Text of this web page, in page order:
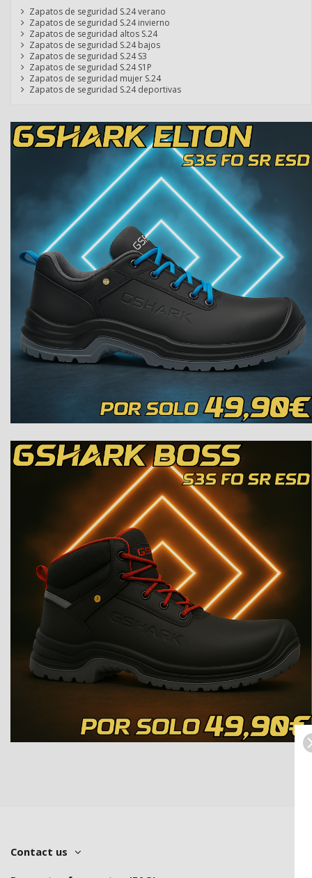
Zapatos de seguridad S.24 verano
Zapatos de seguridad S.24 invierno
Zapatos de seguridad altos S.24
Zapatos de seguridad S.24 bajos
Zapatos de seguridad S.24 S3
Zapatos de seguridad S.24 S1P
Zapatos de seguridad mujer S.24
Zapatos de seguridad S.24 deportivas
Contact us